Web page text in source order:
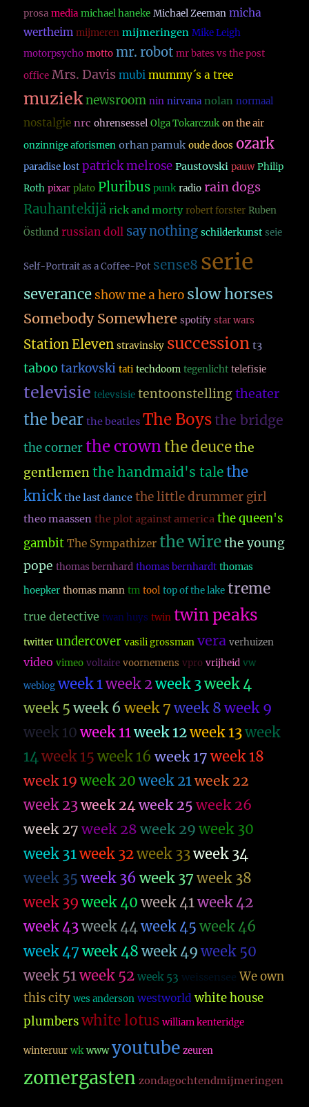
prosa media michael haneke Michael Zeeman micha
wertheim mijmeren mijmeringen Mike Leigh
motorpsycho motto mr. robot mr bates vs the post
office Mrs. Davis mubi mummy´s a tree
muzieknewsroom nin nirvana nolan normaal
nostalgie nrc ohrensessel Olga Tokarczuk on the air
onzinnige aforismen orhan pamuk oude doos ozark
paradise lost patrick melrose Paustovski pauw Philip
Roth pixar plato Pluribus punk radio rain dogs
Rauhantekijä rick and morty robert forster Ruben
Östlund russian doll say nothing schilderkunst seie
Self-Portrait as a Coffee-Pot sense8 serie
severance show me a hero slow horses
Somebody Somewhere spotify star wars
Station Eleven stravinsky succession t3
taboo tarkovski tati techdoom tegenlicht telefisie
televisie televsisie tentoonstelling theater
the bear the beatles The Boysthe bridge
the corner the crownthe deuce the
gentlemen the handmaid's talethe
knick the last dance the little drummer girl
theo maassen the plot against america the queen's
gambit The Sympathizer the wire the young
pope thomas bernhard thomas bernhardt thomas
hoepker thomas mann tm tool top of the lake treme
true detective twan huys twin twin peaks
twitter undercover vasili grossman vera verhuizen
video vimeo voltaire voornemens vpro vrijheid vw
weblog week 1week 2week 3week 4
week 5 week 6 week 7 week 8 week 9
week 10 week 11week 12week 13week
14week 15 week 16 week 17 week 18
week 19 week 20 week 21week 22
week 23week 24week 25 week 26
week 27 week 28 week 29 week 30
week 31week 32week 33week 34
week 35 week 36 week 37 week 38
week 39 week 40 week 41week 42
week 43week 44week 45 week 46
week 47 week 48 week 49 week 50
week 51week 52 week 53 weissensee We own
this city wes anderson westworld white house
plumbers white lotus william kenteridge
winteruur wk www youtube zeuren
zomergasten zondagochtendmijmeringen